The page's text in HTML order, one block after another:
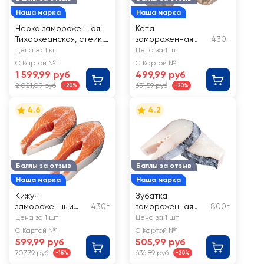
Наша марка
Нерка замороженная
Тихоокеанская, стейк,
весовая
Цена за 1 кг
С Картой №1
1 599,99 руб
2 021,09 руб -20%
Наша марка
Кета
замороженная
ЛЕНТА стейк
430г
Цена за 1 шт
С Картой №1
499,99 руб
631,59 руб -20%
Баллы за отзыв
Наша марка
4.6
Кижуч
замороженный
ЛЕНТА стейк
430г
Цена за 1 шт
С Картой №1
599,99 руб
707,39 руб -15%
Баллы за отзыв
Наша марка
4.2
Зубатка
замороженная
ЛЕНТА стейк
800г
Цена за 1 шт
С Картой №1
505,99 руб
636,89 руб -20%